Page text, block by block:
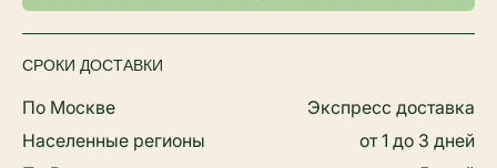
СРОКИ ДОСТАВКИ
По Москве
Экспресс доставка
Населенные регионы
от 1 до 3 дней